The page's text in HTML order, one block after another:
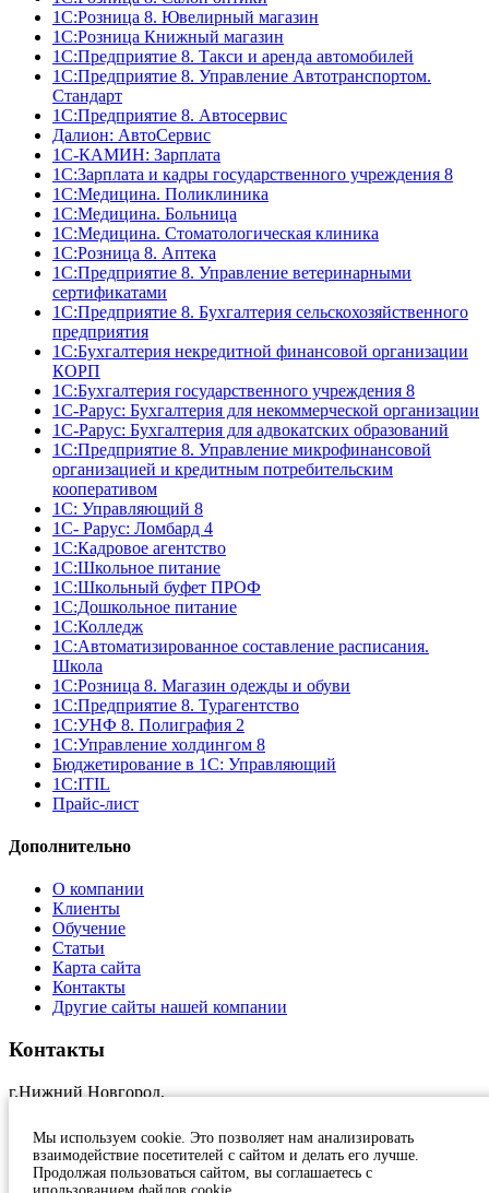
1С:Розница 8. Ювелирный магазин
1С:Розница Книжный магазин
1C:Предприятие 8. Такси и аренда автомобилей
1С:Предприятие 8. Управление Автотранспортом.
Стандарт
1C:Предприятие 8. Автосервис
Далион: АвтоСервис
1С-КАМИН: Зарплата
1С:Зарплата и кадры государственного учреждения 8
1С:Медицина. Поликлиника
1С:Медицина. Больница
1С:Медицина. Стоматологическая клиника
1С:Розница 8. Аптека
1C:Предприятие 8. Управление ветеринарными
сертификатами
1С:Предприятие 8. Бухгалтерия сельскохозяйственного
предприятия
1C:Бухгалтерия некредитной финансовой организации
КОРП
1С:Бухгалтерия государственного учреждения 8
1С-Рарус: Бухгалтерия для некоммерческой организации
1С-Рарус: Бухгалтерия для адвокатских образований
1С:Предприятие 8. Управление микрофинансовой
организацией и кредитным потребительским
кооперативом
1С: Управляющий 8
1С- Рарус: Ломбард 4
1С:Кадровое агентство
1С:Школьное питание
1С:Школьный буфет ПРОФ
1C:Дошкольное питание
1С:Колледж
1С:Автоматизированное составление расписания.
Школа
1С:Розница 8. Магазин одежды и обуви
1С:Предприятие 8. Турагентство
1С:УНФ 8. Полиграфия 2
1С:Управление холдингом 8
Бюджетирование в 1С: Управляющий
1С:ITIL
Прайс-лист
Дополнительно
О компании
Клиенты
Обучение
Статьи
Карта сайта
Контакты
Другие сайты нашей компании
Контакты
г.Нижний Новгород,
+7 (831)231 23 24
1c@at-nn.ru
2026, Активные Технологии
Мы используем cookie. Это позволяет нам анализировать
взаимодействие посетителей с сайтом и делать его лучше.
Продолжая пользоваться сайтом, вы соглашаетесь с